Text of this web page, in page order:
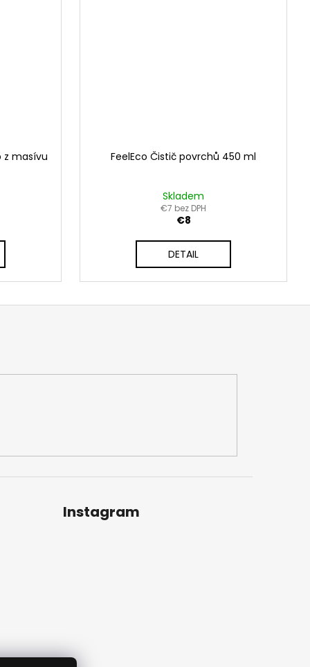
z masívu
FeelEco Čistič povrchů 450 ml
Skladem
€7 bez DPH
€8
DETAIL
Instagram